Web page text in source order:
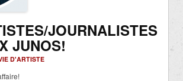
JOURNALISTES
JUNOS!
D'ARTISTE